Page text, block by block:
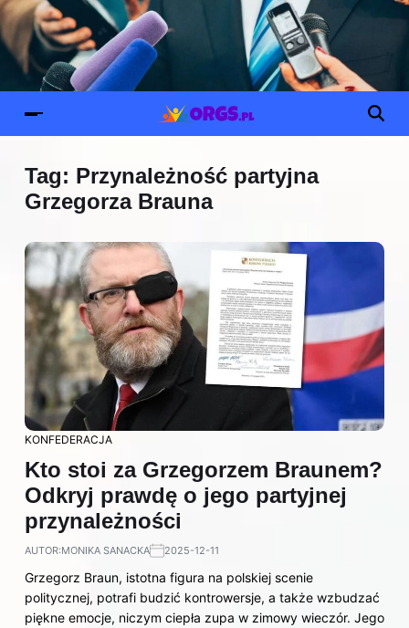
Tag: Przynależność partyjna
Grzegorza Brauna
KONFEDERACJA
Kto stoi za Grzegorzem Braunem?
Odkryj prawdę o jego partyjnej
przynależności
AUTOR:MONIKA SANACKA 2025-12-11
Grzegorz Braun, istotna figura na polskiej scenie
politycznej, potrafi budzić kontrowersje, a także wzbudzać
piękne emocje, niczym ciepła zupa w zimowy wieczór. Jego